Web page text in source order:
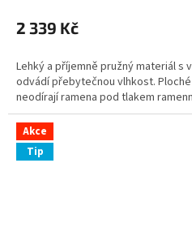
2 339 Kč
Lehký a příjemně pružný materiál s
odvádí přebytečnou vlhkost.
neodírají ramena pod tlakem
Akce
Tip